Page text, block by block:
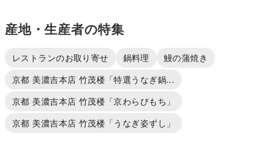
産地・生産者の特集
レストランのお取り寄せ 鍋料理
鰻の蒲焼き
京都 美濃吉本店 竹茂楼「特選うなぎ鍋...
京都 美濃吉本店 竹茂楼「京わらびもち」
京都 美濃吉本店 竹茂楼「うなぎ姿ずし」